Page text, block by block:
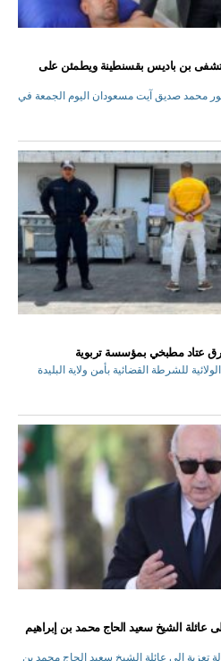
بن باديس بقسنطينة ويطمئن على
محمد صديق آيت مسعودان اليوم الجمعة في
عتاد مطبخي بمؤسسة تربوية
للشرطة القضائية بأمن ولاية البليدة
عائلة الشيخ سعيد الحاج محمد بن إبراهيم
تعزية إلى عائلة الشيخ سعيد الحاج محمد بن